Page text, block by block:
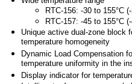
RTC-156: -30 to 155°C
RTC-157: -45 to 155°C
Unique active dual-zone block
temperature homogeneity
Dynamic Load Compensation
temperature uniformity in the
Display indicator for